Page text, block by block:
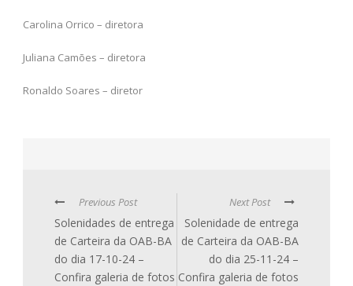
Carolina Orrico – diretora
Juliana Camões – diretora
Ronaldo Soares – diretor
Previous Post
Solenidades de entrega
de Carteira da OAB-BA
do dia 17-10-24 –
Confira galeria de fotos
Next Post
Solenidade de entrega
de Carteira da OAB-BA
do dia 25-11-24 –
Confira galeria de fotos